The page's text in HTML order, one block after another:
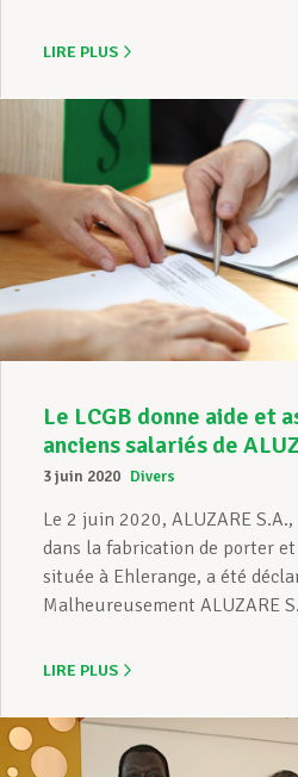
LIRE PLUS
Le LCGB donne aide et
anciens salariés de
3 juin 2020 Divers
Le 2 juin 2020, ALUZARE
dans la fabrication de porter
située à Ehlerange, a été
Malheureusement ALUZARE
LIRE PLUS